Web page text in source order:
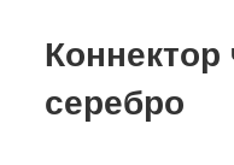
серебро